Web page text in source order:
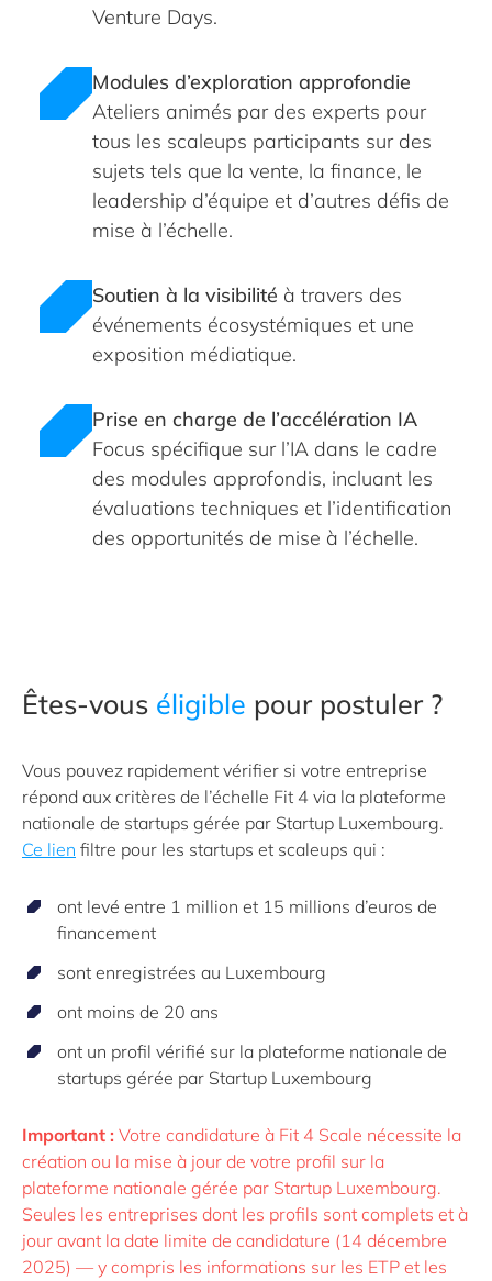
Venture Days.
Modules d’exploration approfondie
Ateliers animés par des experts pour
tous les scaleups participants sur des
sujets tels que la vente, la finance, le
leadership d’équipe et d’autres défis de
mise à l’échelle.
Soutien à la visibilité à travers des
événements écosystémiques et une
exposition médiatique.
Prise en charge de l’accélération IA
Focus spécifique sur l’IA dans le cadre
des modules approfondis, incluant les
évaluations techniques et l’identification
des opportunités de mise à l’échelle.
Êtes-vous éligible pour postuler ?
Vous pouvez rapidement vérifier si votre entreprise
répond aux critères de l’échelle Fit 4 via la plateforme
nationale de startups gérée par Startup Luxembourg.
Ce lien filtre pour les startups et scaleups qui :
ont levé entre 1 million et 15 millions d’euros de
financement
sont enregistrées au Luxembourg
ont moins de 20 ans
ont un profil vérifié sur la plateforme nationale de
startups gérée par Startup Luxembourg
Important : Votre candidature à Fit 4 Scale nécessite la
création ou la mise à jour de votre profil sur la
plateforme nationale gérée par Startup Luxembourg.
Seules les entreprises dont les profils sont complets et à
jour avant la date limite de candidature (14 décembre
2025) — y compris les informations sur les ETP et les